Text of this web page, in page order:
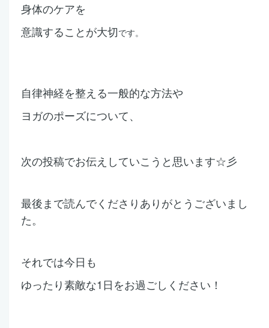
身体のケアを
意識することが大切です。
自律神経を整える一般的な方法や
ヨガのポーズについて、
次の投稿でお伝えしていこうと思います☆彡
最後まで読んでくださりありがとうございまし
た。
それでは今日も
ゆったり素敵な1日をお過ごしください！